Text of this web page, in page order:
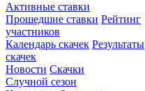
Активные ставки
Прошедшие ставки Рейтинг
участников
Календарь скачек Результаты
скачек
Новости Скачки
Случной сезон